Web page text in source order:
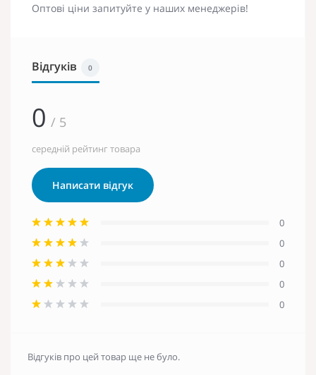
Оптові ціни запитуйте у наших менеджерів!
Відгуків 0
0 / 5
середній рейтинг товара
Написати відгук
0
0
0
0
0
Відгуків про цей товар ще не було.